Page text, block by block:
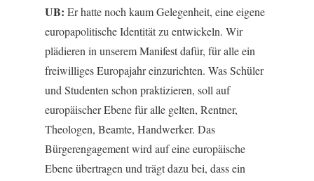
UB: Er hatte noch kaum Gelegenheit, eine eigene
europapolitische Identität zu entwickeln. Wir
plädieren in unserem Manifest dafür, für alle ein
freiwilliges Europajahr einzurichten. Was Schüler
und Studenten schon praktizieren, soll auf
europäischer Ebene für alle gelten, Rentner,
Theologen, Beamte, Handwerker. Das
Bürgerengagement wird auf eine europäische
Ebene übertragen und trägt dazu bei, dass ein